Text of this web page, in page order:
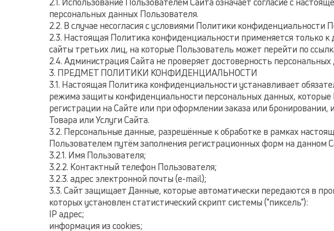
персональных данных Пользователя.
2.2. В случае несогласия с условиями Политики
2.3. Настоящая Политика конфиденциальности применяется только
сайты третьих лиц, на которые Пользователь может перейти по
2.4. Администрация Сайта не проверяет достоверность
3. ПРЕДМЕТ ПОЛИТИКИ КОНФИДЕНЦИАЛЬНОСТИ
3.1. Настоящая Политика конфиденциальности устанавливает
режима защиты конфиденциальности персональных данных,
регистрации на Сайте или при оформлении заказа или
Товара или Услуги Сайта.
3.2. Персональные данные, разрешённые к обработке в рамках
Пользователем путём заполнения регистрационных форм на
3.2.1. Имя Пользователя;
3.2.2. Контактный телефон Пользователя;
3.2.3. адрес электронной почты (e-mail);
3.3. Сайт защищает Данные, которые автоматически передаются в
которых установлен статистический скрипт системы ("пиксель"):
IP адрес;
информация из cookies;